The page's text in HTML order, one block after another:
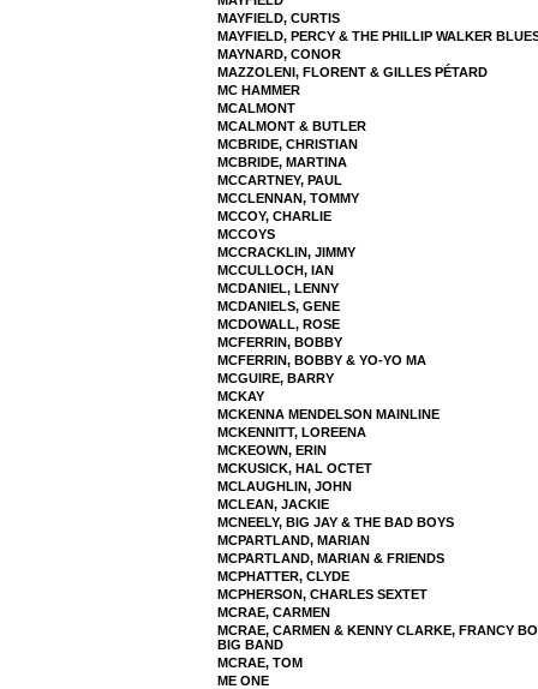
MAYFIELD, CURTIS
MAYFIELD, PERCY & THE PHILLIP WALKER
MAYNARD, CONOR
MAZZOLENI, FLORENT & GILLES PÉTARD
MC HAMMER
MCALMONT
MCALMONT & BUTLER
MCBRIDE, CHRISTIAN
MCBRIDE, MARTINA
MCCARTNEY, PAUL
MCCLENNAN, TOMMY
MCCOY, CHARLIE
MCCOYS
MCCRACKLIN, JIMMY
MCCULLOCH, IAN
MCDANIEL, LENNY
MCDANIELS, GENE
MCDOWALL, ROSE
MCFERRIN, BOBBY
MCFERRIN, BOBBY & YO-YO MA
MCGUIRE, BARRY
MCKAY
MCKENNA MENDELSON MAINLINE
MCKENNITT, LOREENA
MCKEOWN, ERIN
MCKUSICK, HAL OCTET
MCLAUGHLIN, JOHN
MCLEAN, JACKIE
MCNEELY, BIG JAY & THE BAD BOYS
MCPARTLAND, MARIAN
MCPARTLAND, MARIAN & FRIENDS
MCPHATTER, CLYDE
MCPHERSON, CHARLES SEXTET
MCRAE, CARMEN
MCRAE, CARMEN & KENNY CLARKE, FRANCY
BIG BAND
MCRAE, TOM
ME ONE